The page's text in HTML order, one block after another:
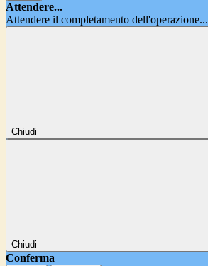
Attendere...
Attendere il completamento dell'operazione...
Chiudi
Chiudi
Conferma